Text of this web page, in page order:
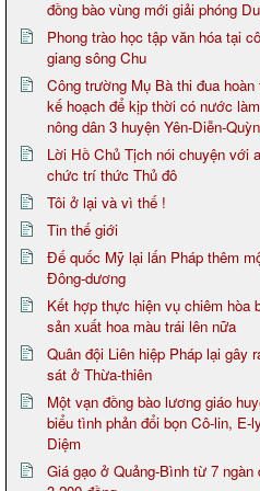
đồng bào vùng mới giải phóng
Phong trào học tập văn hóa tại
giang sông Chu
Công trường Mụ Bà thi đua
kế hoạch để kịp thời có nước
nông dân 3 huyện Yên-Diễn-
Lời Hồ Chủ Tịch nói chuyện với
chức trí thức Thủ đô
Tôi ở lại và vì thế !
Tin thế giới
Đế quốc Mỹ lại lấn Pháp thêm
Đông-dương
Kết hợp thực hiện vụ chiêm hòa
sản xuất hoa màu trái lên nữa
Quân đội Liên hiệp Pháp lại gây
sát ở Thừa-thiên
Một vạn đồng bào lương giáo
biểu tình phản đổi bọn Cô-lin, E-
Diệm
Giá gạo ở Quảng-Bình từ 7 ngàn